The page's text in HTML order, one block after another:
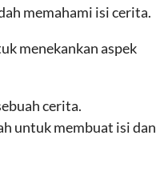
memahami isi cerita.
menekankan aspek
cerita.
untuk membuat isi dan